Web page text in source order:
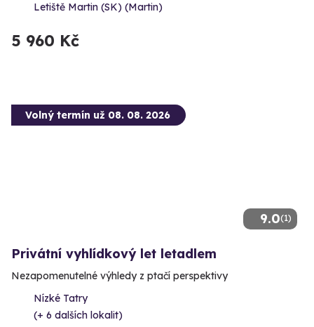
Letiště Martin (SK) (Martin)
5 960 Kč
9.0(1)
Volný termín už 08. 08. 2026
Privátní vyhlídkový let letadlem
Nezapomenutelné výhledy z ptačí perspektivy
Nízké Tatry
(+ 6 dalších lokalit)